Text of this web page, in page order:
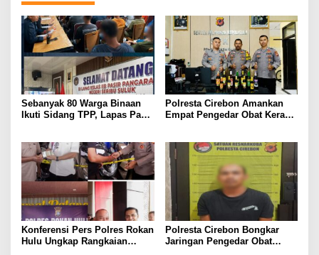
Sebanyak 80 Warga Binaan
Ikuti Sidang TPP, Lapas Pasir
Tanpa Dipungut Biaya
Polresta Cirebon Amankan
Empat Pengedar Obat Keras
Konferensi Pers Polres Rokan
Hulu Ungkap Rangkaian
Polresta Cirebon Bongkar
Jaringan Pengedar Obat